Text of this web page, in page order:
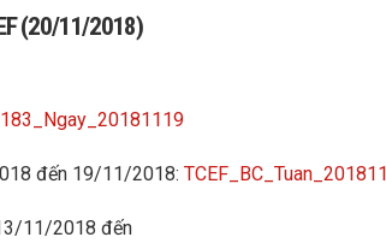
(20/11/2018)
đến 19/11/2018:
11/2018 đến